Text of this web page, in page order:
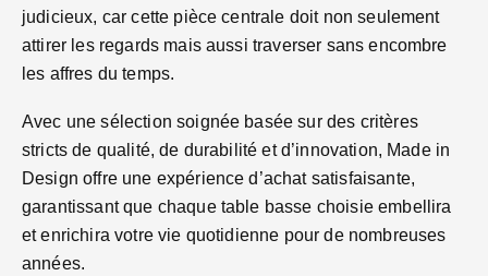
judicieux, car cette pièce centrale doit non seulement
attirer les regards mais aussi traverser sans encombre
les affres du temps.
Avec une sélection soignée basée sur des critères
stricts de qualité, de durabilité et d’innovation, Made in
Design offre une expérience d’achat satisfaisante,
garantissant que chaque table basse choisie embellira
et enrichira votre vie quotidienne pour de nombreuses
années.